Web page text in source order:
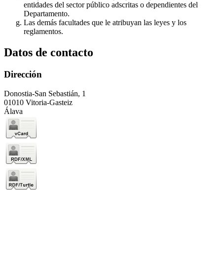
entidades del sector público adscritas o dependientes del
Departamento.
Las demás facultades que le atribuyan las leyes y los
reglamentos.
Datos de contacto
Dirección
Donostia-San Sebastián, 1
01010 Vitoria-Gasteiz
Álava